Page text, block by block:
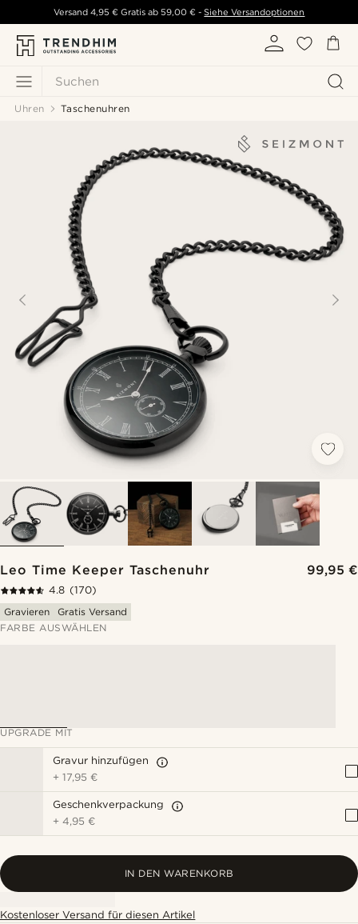
Suchen
Versand 4,95 € Gratis ab 59,00 € - Siehe Versandoptionen
Uhren Taschenuhren
Leo Time Keeper Taschenuhr 99,95 €
4.8 (170)
Gravieren
Gratis Versand
FARBE AUSWÄHLEN
UPGRADE MIT
Gravur hinzufügen
+17,95 €
Geschenkverpackung
+4,95 €
IN DEN WARENKORB
Kostenloser Versand für diesen Artikel